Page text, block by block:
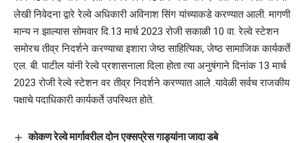
लेखी निवेदना द्वारे रेल्वे अधिकारी अविनाश सिंग यांच्याकडे करण्यात आली. मागणी
मान्य न झाल्यास सोमवार दि.13 मार्च 2023 रोजी सकाळी 10 वा. रेल्वे स्टेशन
समोरच तीव्र निदर्शने करण्याचा इशारा जेष्ठ साहित्यिक, जेष्ठ सामाजिक कार्यकर्ते
एल. बी. पाटील यांनी रेल्वे प्रशासनाला दिला होता त्या अनुषंगाने दिनांक 13 मार्च
2023 रोजी रेल्वे स्टेशन वर तीव्र निदर्शने करण्यात आले .यावेळी सर्वच राजकीय
पक्षाचे पदाधिकारी कार्यकर्ते उपस्थित होते.
कोकण रेल्वे मार्गावरील दोन एक्सप्रेस गाड्यांना जादा डबे